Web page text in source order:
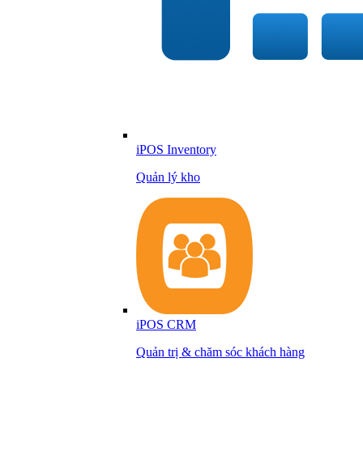
iPOS Inventory
Quản lý kho
iPOS CRM
Quản trị & chăm sóc khách hàng